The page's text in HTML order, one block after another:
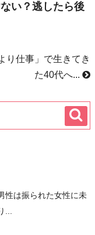
い？逃したら後
り仕事」で生きてき
た40代へ...
性は振られた女性に未